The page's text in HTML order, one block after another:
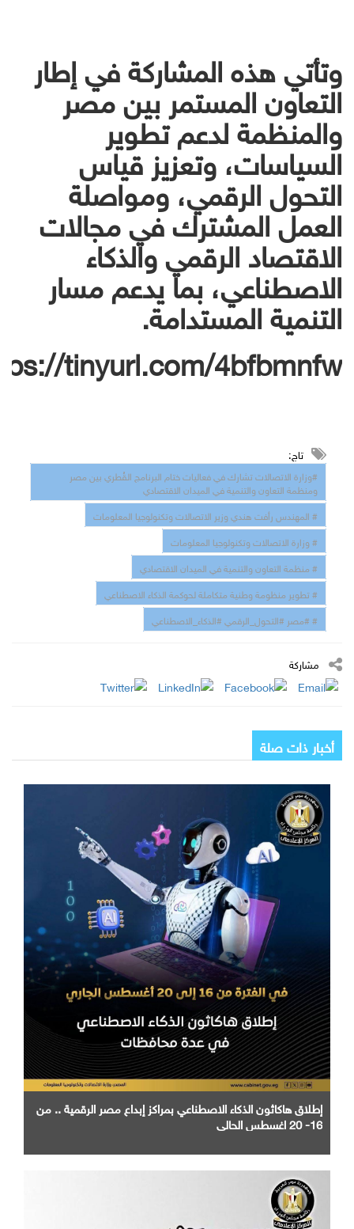
وتأتي هذه المشاركة في إطار
التعاون المستمر بين مصر
والمنظمة لدعم تطوير
السياسات، وتعزيز قياس
التحول الرقمي، ومواصلة
العمل المشترك في مجالات
الاقتصاد الرقمي والذكاء
الاصطناعي، بما يدعم مسار
التنمية المستدامة.
tinyurl.com/4bfbmnfw
تاج:
#وزارة الاتصالات تشارك في فعاليات ختام البرنامج القُطري بين مصر
ومنظمة التعاون والتنمية في الميدان الاقتصادي
# المهندس رأفت هندي وزير الاتصالات وتكنولوجيا المعلومات
# وزارة الاتصالات وتكنولوجيا المعلومات
# منظمة التعاون والتنمية في الميدان الاقتصادي
# تطوير منظومة وطنية متكاملة لحوكمة الذكاء الاصطناعي
# #مصر #التحول_الرقمي #الذكاء_الاصطناعي
مشاركة
أخبار ذات صلة
إطلاق هاكاثون الذكاء الاصطناعي بمراكز إبداع مصر الرقمية .. من
16- 20 اغسطس الحالي